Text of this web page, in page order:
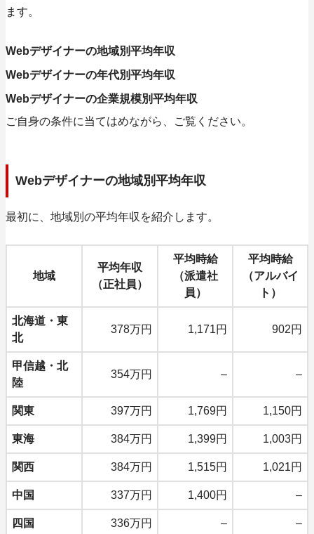
ます。
Webデザイナーの地域別平均年収
Webデザイナーの年代別平均年収
Webデザイナーの企業規模別平均年収
ご自身の条件に当てはめながら、ご覧ください。
Webデザイナーの地域別平均年収
最初に、 地域別の平均年収 を紹介します。
地域
平均年収
（正社員）
平均時給
（派遣社
員）
平均時給
（アルバイ
ト）
北海道・東
北
378万円 1,171円 902円
甲信越・北
陸
354万円 – –
関東 397万円 1,769円 1,150円
東海 384万円 1,399円 1,003円
関西 384万円 1,515円 1,021円
中国 337万円 1,400円 –
四国 336万円 – –